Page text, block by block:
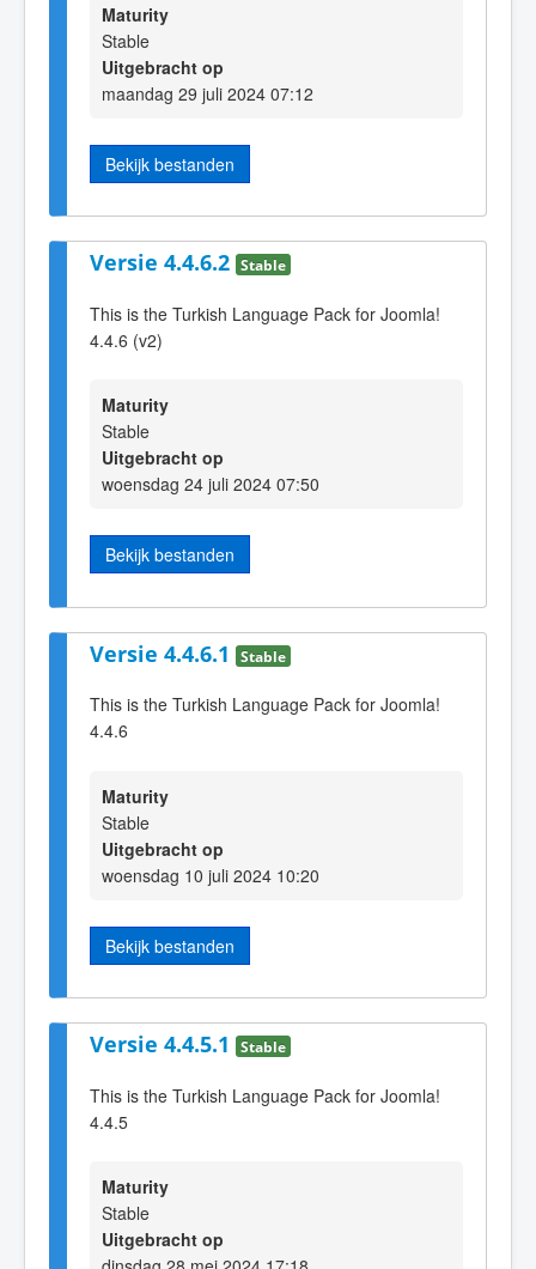
Maturity
Stable
Uitgebracht op
maandag 29 juli 2024 07:12
Bekijk bestanden
Versie 4.4.6.2 Stable
This is the Turkish Language Pack for Joomla!
4.4.6 (v2)
Maturity
Stable
Uitgebracht op
woensdag 24 juli 2024 07:50
Bekijk bestanden
Versie 4.4.6.1 Stable
This is the Turkish Language Pack for Joomla!
4.4.6
Maturity
Stable
Uitgebracht op
woensdag 10 juli 2024 10:20
Bekijk bestanden
Versie 4.4.5.1 Stable
This is the Turkish Language Pack for Joomla!
4.4.5
Maturity
Stable
Uitgebracht op